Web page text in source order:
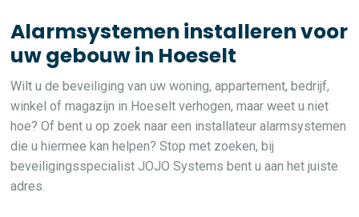
Alarmsystemen installeren voor
uw gebouw in Hoeselt
Wilt u de beveiliging van uw woning, appartement, bedrijf,
winkel of magazijn in Hoeselt verhogen, maar weet u niet
hoe? Of bent u op zoek naar een installateur alarmsystemen
die u hiermee kan helpen? Stop met zoeken, bij
beveiligingsspecialist JOJO Systems bent u aan het juiste
adres.